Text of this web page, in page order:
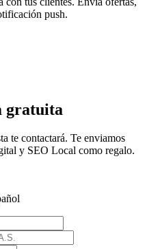
push.
gratuita
te contactará. Te enviamos
y SEO Local como regalo.